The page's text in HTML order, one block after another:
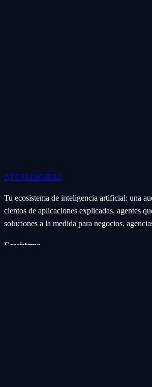
ALTAI DIGITAL
Tu ecosistema de inteligencia artificial: una
cientos de aplicaciones explicadas, agentes
soluciones a la medida para negocios,
Ecosistema